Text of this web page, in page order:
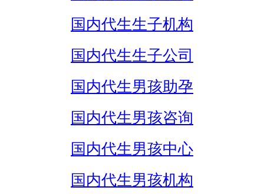
国内代生生子机构
国内代生生子公司
国内代生男孩助孕
国内代生男孩咨询
国内代生男孩中心
国内代生男孩机构